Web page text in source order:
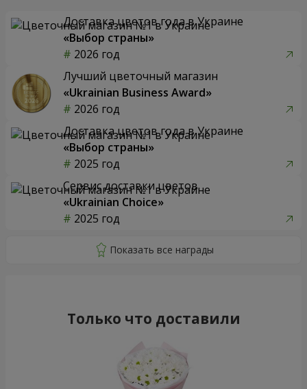
Доставка цветов года в Украине
«Выбор страны»
2026 год
Лучший цветочный магазин
«Ukrainian Business Award»
2026 год
Доставка цветов года в Украине
«Выбор страны»
2025 год
Сервис доставки цветов
«Ukrainian Choice»
2025 год
Только что доставили